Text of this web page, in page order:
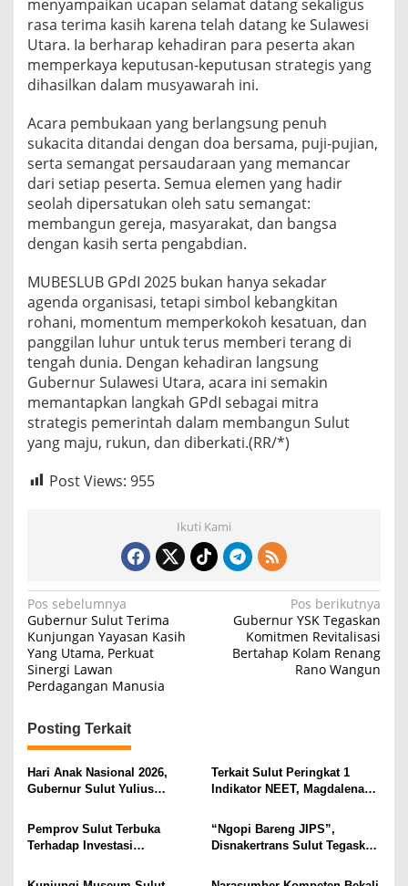
menyampaikan ucapan selamat datang sekaligus
rasa terima kasih karena telah datang ke Sulawesi
Utara. Ia berharap kehadiran para peserta akan
memperkaya keputusan-keputusan strategis yang
dihasilkan dalam musyawarah ini.
Acara pembukaan yang berlangsung penuh
sukacita ditandai dengan doa bersama, puji-pujian,
serta semangat persaudaraan yang memancar
dari setiap peserta. Semua elemen yang hadir
seolah dipersatukan oleh satu semangat:
membangun gereja, masyarakat, dan bangsa
dengan kasih serta pengabdian.
MUBESLUB GPdI 2025 bukan hanya sekadar
agenda organisasi, tetapi simbol kebangkitan
rohani, momentum memperkokoh kesatuan, dan
panggilan luhur untuk terus memberi terang di
tengah dunia. Dengan kehadiran langsung
Gubernur Sulawesi Utara, acara ini semakin
memantapkan langkah GPdI sebagai mitra
strategis pemerintah dalam membangun Sulut
yang maju, rukun, dan diberkati.(RR/*)
Post Views: 955
Ikuti Kami
N
a
v
i
a
s
i
o
Pos sebelumnya
Gubernur Sulut Terima
Kunjungan Yayasan Kasih
Yang Utama, Perkuat
Sinergi Lawan
Perdagangan Manusia
Pos berikutnya
Gubernur YSK Tegaskan
Komitmen Revitalisasi
Bertahap Kolam Renang
Rano Wangun
Posting Terkait
Hari Anak Nasional 2026,
Gubernur Sulut Yulius
Ruang Aman Bagi Anak, di
Lingkungan Fisik Maupun di
Ruang Digital
Terkait Sulut Peringkat 1
Indikator NEET, Magdalena
Secara Proposional, Agar
Tidak Timbul Persepsi Keliru
Pemprov Sulut Terbuka
Terhadap Investasi
“Ngopi Bareng JIPS”,
Disnakertrans Sulut Tegaskan
Pekerja dari Ancaman PHK